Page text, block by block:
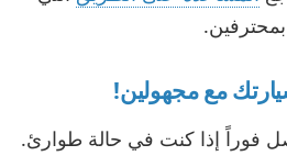
مع مجهولين!
فوراً إذا كنت في حالة طوارئ.